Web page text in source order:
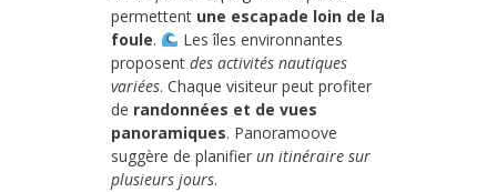
permettent une escapade loin de la
foule.
Les îles environnantes
proposent des activités nautiques
variées. Chaque visiteur peut profiter
de randonnées et de vues
panoramiques. Panoramoove
suggère de planifier un itinéraire sur
plusieurs jours.